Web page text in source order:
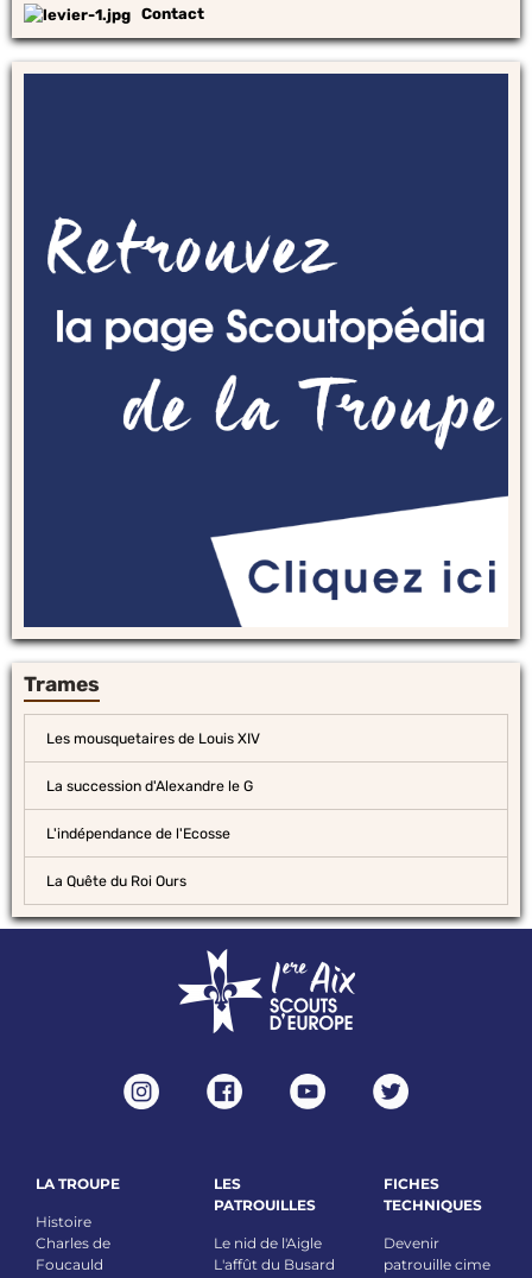
Contact
Trames
Les mousquetaires de Louis XIV
La succession d'Alexandre le G
L'indépendance de l'Ecosse
La Quête du Roi Ours
LA TROUPE
Histoire
Charles de
Foucauld
LES
PATROUILLES
Le nid de l'Aigle
L'affût du Busard
FICHES
TECHNIQUES
Devenir
patrouille cime